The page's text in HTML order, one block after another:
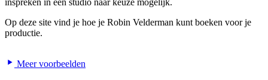
Op deze site vind je hoe je Robin Velderman kunt boeken voor je
productie.
Meer voorbeelden